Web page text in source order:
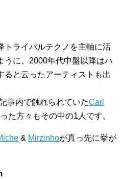
トライバルテクノを主軸に活
うに、2000年代中盤以降はハ
ると云ったアーティストも出
事内で触れられていたCarl
た方々もその中の1人です。
& Mirzinhoが真っ先に挙が